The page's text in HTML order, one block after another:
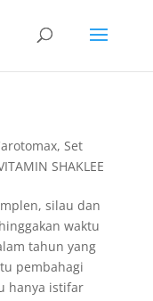
, Set
SHAKLEE
silau dan
waktu
tahun yang
pembahagi
hanya istifar